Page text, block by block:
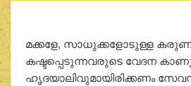
മക്കളേ, സാധുക്കളോടുള്ള
കഷ്ടപ്പെടുന്നവരുടെ വേദന
ഹൃദയാലിവുമായിരിക്കണം